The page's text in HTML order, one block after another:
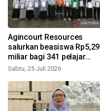
Agincourt Resources
salurkan beasiswa Rp5,29
miliar bagi 341 pelajar
Tapsel
Sabtu, 25 Juli 2026